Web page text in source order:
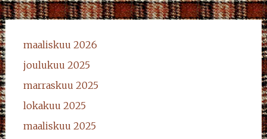
maaliskuu 2026
joulukuu 2025
marraskuu 2025
lokakuu 2025
maaliskuu 2025